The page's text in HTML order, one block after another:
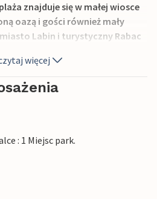
znajduje się w małej wiosce
oazą i gości również mały
Labin i turystyczny Rabac
Skitaca.
więcej
: 1 Miejsc park.